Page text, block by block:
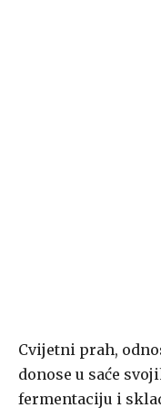
Cvijetni prah,
donose u saće
fermentaciju i